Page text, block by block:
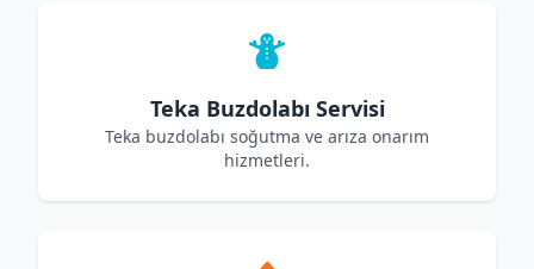
Teka Buzdolabı Servisi
Teka buzdolabı soğutma ve arıza onarım
hizmetleri.